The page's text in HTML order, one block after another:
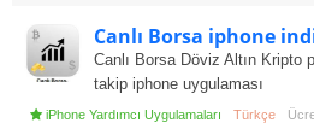
Canlı Borsa iphone
Canlı Borsa Döviz Altın Kripto
takip iphone uygulaması
iPhone Yardımcı Uygulamaları Türkçe